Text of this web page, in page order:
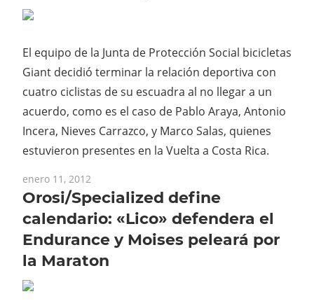
El equipo de la Junta de Protección Social bicicletas
Giant decidió terminar la relación deportiva con
cuatro ciclistas de su escuadra al no llegar a un
acuerdo, como es el caso de Pablo Araya, Antonio
Incera, Nieves Carrazco, y Marco Salas, quienes
estuvieron presentes en la Vuelta a Costa Rica.
enero 11, 2012
Orosi/Specialized define
calendario: «Lico» defendera el
Endurance y Moises peleará por
la Maraton